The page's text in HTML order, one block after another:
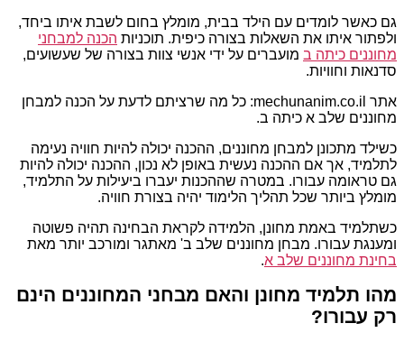
גם כאשר לומדים עם הילד בבית, מומלץ בחום לשבת איתו ביחד,
ולפתור איתו את השאלות בצורה כיפית. תוכניות הכנה למבחני
מחוננים כיתה ב מועברים על ידי אנשי צוות בצורה של שעשועים,
סדנאות וחוויות.
אתר mechunanim.co.il: כל מה שרציתם לדעת על הכנה למבחן
מחוננים שלב א כיתה ב.
כשילד מתכונן למבחן מחוננים, ההכנה יכולה להיות חוויה נעימה
לתלמיד, אך אם ההכנה נעשית באופן לא נכון, ההכנה יכולה להיות
גם טראומה עבורו. במטרה שההכנות יעברו ביעילות על התלמיד,
מומלץ ביותר שכל תהליך הלימוד יהיה בצורת חוויה.
כשתלמיד באמת מחונן, הלמידה לקראת הבחינה תהיה פשוטה
ומענגת עבורו. מבחן מחוננים שלב ב' מאתגר ומורכב יותר מאת
בחינת מחוננים שלב א.
מהו תלמיד מחונן והאם מבחני המחוננים הינם
רק עבורו?